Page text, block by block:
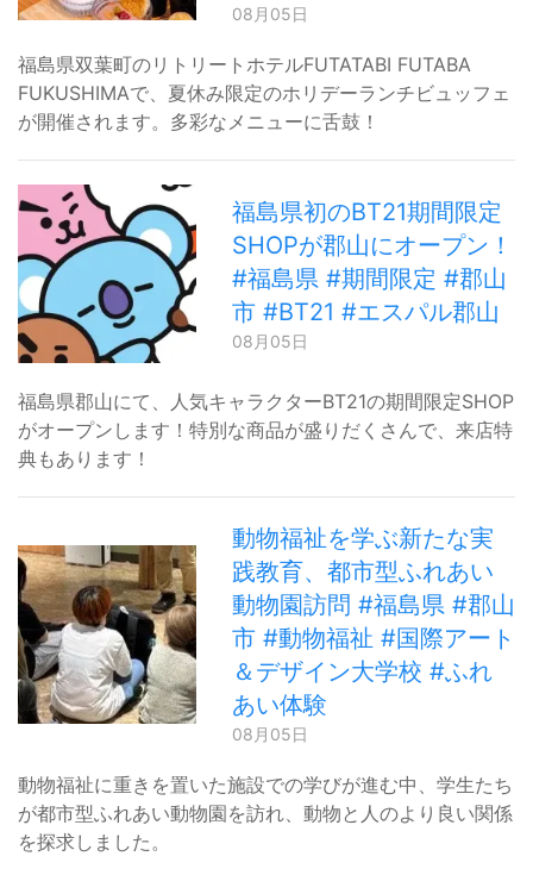
08月05日
福島県双葉町のリトリートホテルFUTATABI FUTABA
FUKUSHIMAで、夏休み限定のホリデーランチビュッフェ
が開催されます。多彩なメニューに舌鼓！
福島県初のBT21期間限定
SHOPが郡山にオープン！
#福島県 #期間限定 #郡山
市 #BT21 #エスパル郡山
08月05日
福島県郡山にて、人気キャラクターBT21の期間限定SHOP
がオープンします！特別な商品が盛りだくさんで、来店特
典もあります！
動物福祉を学ぶ新たな実
践教育、都市型ふれあい
動物園訪問 #福島県 #郡山
市 #動物福祉 #国際アート
＆デザイン大学校 #ふれ
あい体験
08月05日
動物福祉に重きを置いた施設での学びが進む中、学生たち
が都市型ふれあい動物園を訪れ、動物と人のより良い関係
を探求しました。